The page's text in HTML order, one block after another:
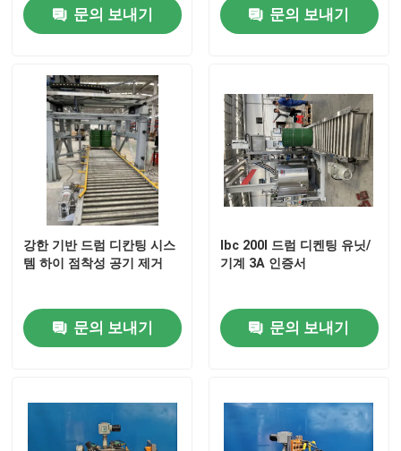
문의 보내기 문의 보내기
강한 기반 드럼 디칸팅 시스
템 하이 점착성 공기 제거
문의 보내기
Ibc 200l 드럼 디켄팅 유닛/
기계 3A 인증서
문의 보내기